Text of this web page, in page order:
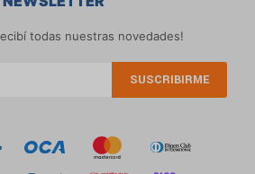
todas nuestras novedades!
SUSCRIBIRME